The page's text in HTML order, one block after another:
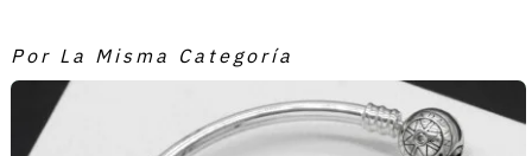
Por La Misma Categoría